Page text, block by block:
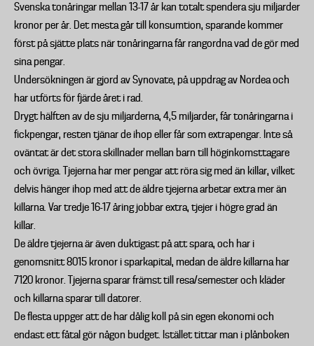
Svenska tonåringar mellan 13-17 år kan totalt spendera sju miljarder
kronor per år. Det mesta går till konsumtion, sparande kommer
först på sjätte plats när tonåringarna får rangordna vad de gör med
sina pengar.
Undersökningen är gjord av Synovate, på uppdrag av Nordea och
har utförts för fjärde året i rad.
Drygt hälften av de sju miljarderna, 4,5 miljarder, får tonåringarna i
fickpengar, resten tjänar de ihop eller får som extrapengar. Inte så
oväntat är det stora skillnader mellan barn till höginkomsttagare
och övriga. Tjejerna har mer pengar att röra sig med än killar, vilket
delvis hänger ihop med att de äldre tjejerna arbetar extra mer än
killarna. Var tredje 16-17 åring jobbar extra, tjejer i högre grad än
killar.
De äldre tjejerna är även duktigast på att spara, och har i
genomsnitt 8015 kronor i sparkapital, medan de äldre killarna har
7120 kronor. Tjejerna sparar främst till resa/semester och kläder
och killarna sparar till datorer.
De flesta uppger att de har dålig koll på sin egen ekonomi och
endast ett fåtal gör någon budget. Istället tittar man i plånboken